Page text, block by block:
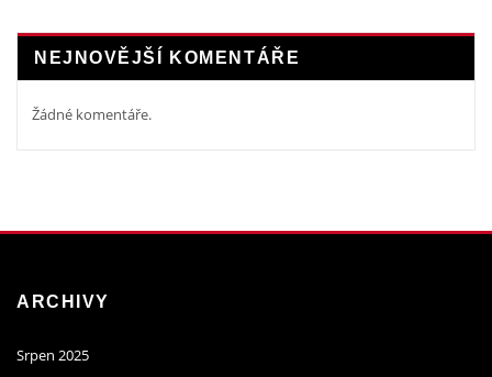
NEJNOVĚJŠÍ KOMENTÁŘE
Žádné komentáře.
ARCHIVY
Srpen 2025